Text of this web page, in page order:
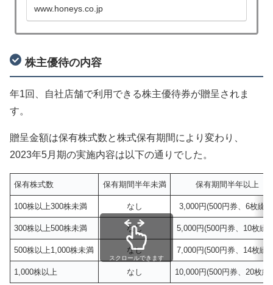
www.honeys.co.jp
株主優待の内容
年1回、自社店舗で利用できる株主優待券が贈呈されま
す。
贈呈金額は保有株式数と株式保有期間により変わり、
2023年5月期の実施内容は以下の通りでした。
保有株式数 保有期間半年未満 保有期間半年以上
100株以上300株未満 なし 3,000円(500円券、6枚綴
300株以上500株未満 なし 5,000円(500円券、10枚綴
500株以上1,000株未満 なし 7,000円(500円券、14枚綴
1,000株以上 なし 10,000円(500円券、20枚綴
スクロールできます